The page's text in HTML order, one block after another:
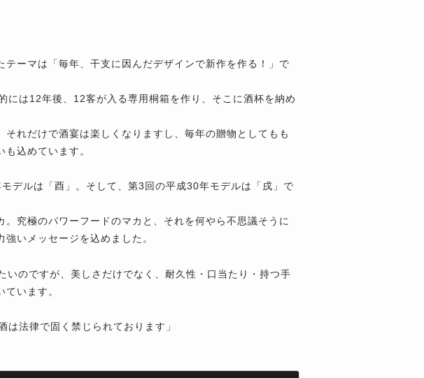
ーマは「毎年、干支に因んだデザインで新作を作る！」で
には12年後、12客が入る専用桐箱を作り、そこに酒杯を納め
れだけで酒宴は楽しくなりますし、毎年の贈物としてもも
込めています。
デルは「酉」。そして、第3回の平成30年モデルは「戌」で
究極のパワーフードのマカと、それを何やら不思議そうに
いメッセージを込めました。
いのですが、美しさだけでなく、耐久性・口当たり・持つ手
います。
法律で固く禁じられております」